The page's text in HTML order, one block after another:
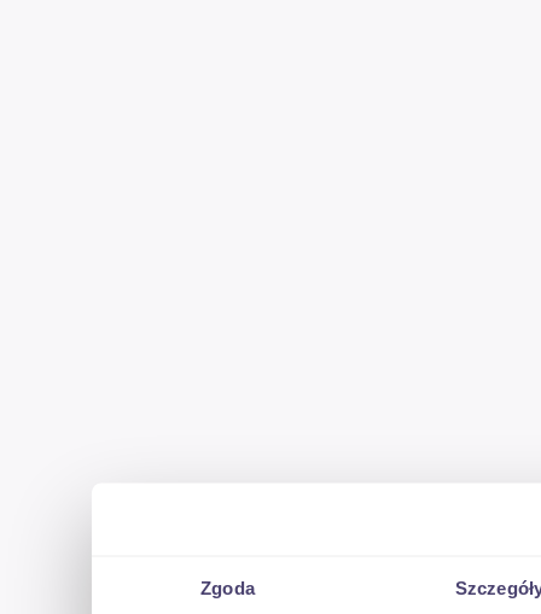
Zgoda